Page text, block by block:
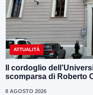
ATTUALITÀ
Il cordoglio
scomparsa di Roberto
8 AGOSTO 2026